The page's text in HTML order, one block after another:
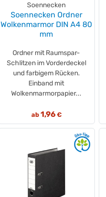
Soennecken
Soennecken Ordner
Wolkenmarmor DIN A4 80
mm
Ordner mit Raumspar-
Schlitzen im Vorderdeckel
und farbigem Rücken.
Einband mit
Wolkenmarmorpapier...
ab 1,96€